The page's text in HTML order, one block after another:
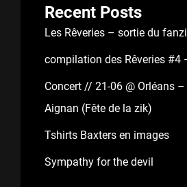
Recent Posts
Les Rêveries – sortie du
compilation des Rêveries #4
Concert // 21-06 @ Orléans
Aignan (Fête de la zik)
Tshirts Baxters en images
Sympathy for the devil